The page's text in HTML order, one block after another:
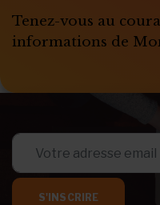
Tenez-vous au
informations de
S'INSCRIRE